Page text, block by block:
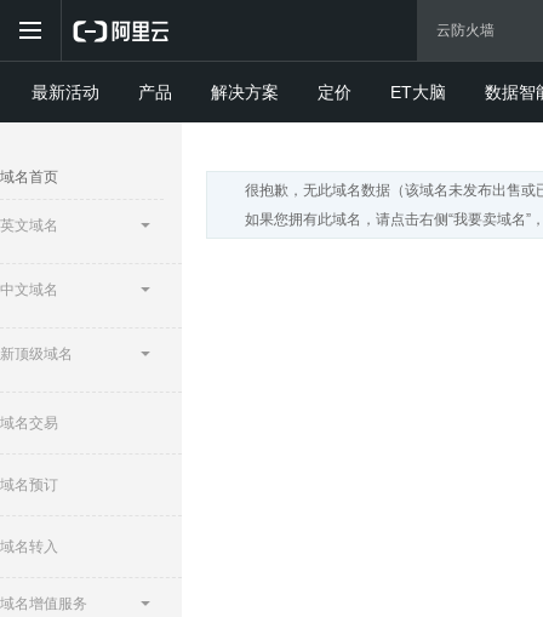
最新活动 产品 解决方案 定价 ET大脑 数据智
域名首页
英文域名
中文域名
新顶级域名
域名交易
域名预订
域名转入
域名增值服务
很抱歉，无此域名数据（该域名未发布出售或
如果您拥有此域名，请点击右侧“我要卖域名”